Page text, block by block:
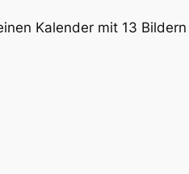
Kalender mit 13